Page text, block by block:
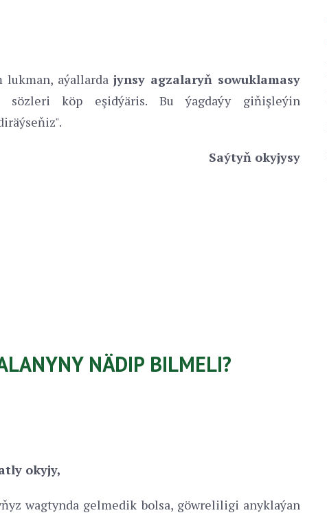
lukman, aýallarda jynsy agzalaryň sowuklamasy
sözleri köp eşidýäris. Bu ýagdaýy giňişleýin
Saýtyň okyjysy
NÄDIP BILMELI?
okyjy,
wagtynda gelmedik bolsa, göwreliligi anyklaýan